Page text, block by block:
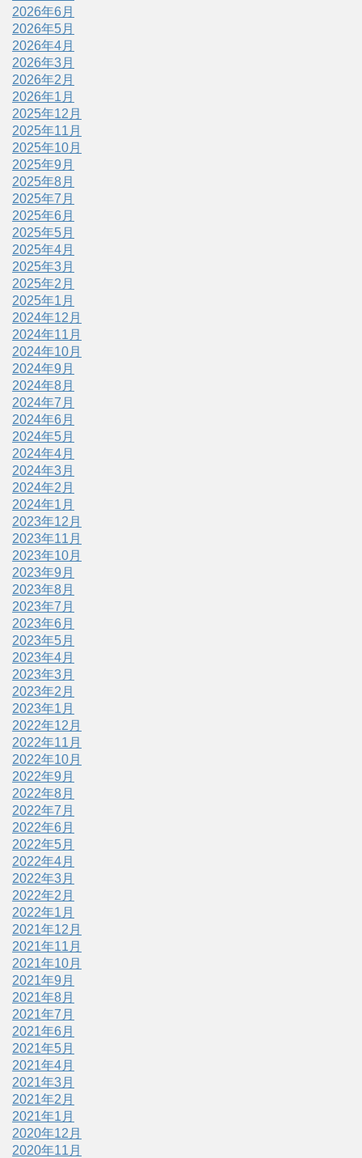
2026年6月
2026年5月
2026年4月
2026年3月
2026年2月
2026年1月
2025年12月
2025年11月
2025年10月
2025年9月
2025年8月
2025年7月
2025年6月
2025年5月
2025年4月
2025年3月
2025年2月
2025年1月
2024年12月
2024年11月
2024年10月
2024年9月
2024年8月
2024年7月
2024年6月
2024年5月
2024年4月
2024年3月
2024年2月
2024年1月
2023年12月
2023年11月
2023年10月
2023年9月
2023年8月
2023年7月
2023年6月
2023年5月
2023年4月
2023年3月
2023年2月
2023年1月
2022年12月
2022年11月
2022年10月
2022年9月
2022年8月
2022年7月
2022年6月
2022年5月
2022年4月
2022年3月
2022年2月
2022年1月
2021年12月
2021年11月
2021年10月
2021年9月
2021年8月
2021年7月
2021年6月
2021年5月
2021年4月
2021年3月
2021年2月
2021年1月
2020年12月
2020年11月